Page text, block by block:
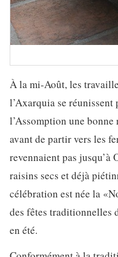
À la mi-Août, les
l’Axarquia se
l’Assomption une
avant de partir vers les
revennaient pas jusqu’à
raisins secs et déjà
célébration est née la
des fêtes traditionnelles
en été.